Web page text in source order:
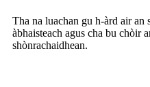
Tha na luachan gu h-àrd air an
àbhaisteach agus cha bu chòir
shònrachaidhean.